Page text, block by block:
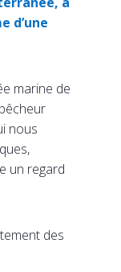
d’une
marine de
nous
un regard
des